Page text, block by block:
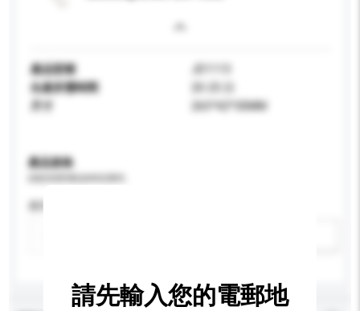
產品型號
生產所需時間
265*42*30MM
產品規格
請先輸入您的電郵地